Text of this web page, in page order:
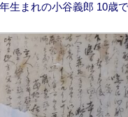
生まれの小谷義郎 10歳で